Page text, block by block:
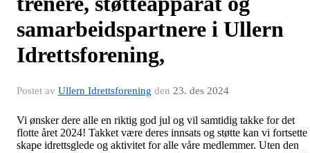
samarbeidspartnere i Ullern
Idrettsforening,
Postet av Ullern Idrettsforening den 23. des 2024
Vi ønsker dere alle en riktig god jul og vil samtidig takke for det
flotte året 2024! Takket være deres innsats og støtte kan vi fortsette
skape idrettsglede og aktivitet for alle våre medlemmer. Uten den